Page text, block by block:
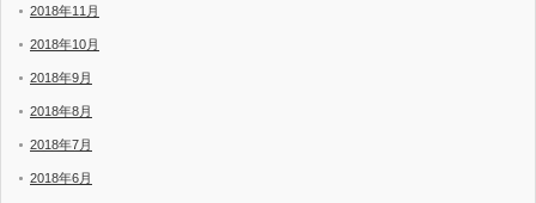
2018年11月
2018年10月
2018年9月
2018年8月
2018年7月
2018年6月